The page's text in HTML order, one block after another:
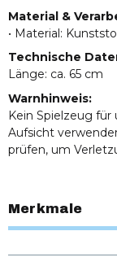
Material &
• Material:
Technische
Länge: ca. 65 cm
Warnhinweis:
Kein Spielzeug
Aufsicht
prüfen, um
Merkmale